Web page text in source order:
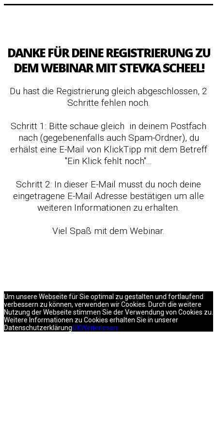
DANKE FÜR DEINE REGISTRIERUNG ZU
DEM WEBINAR MIT STEVKA SCHEEL!
Du hast die Registrierung gleich abgeschlossen, 2
Schritte fehlen noch.
Schritt 1: Bitte schaue gleich in deinem Postfach
nach (gegebenenfalls auch Spam-Ordner), du
erhälst eine E-Mail von KlickTipp mit dem Betreff
"Ein Klick fehlt noch"...
Schritt 2: In dieser E-Mail musst du noch deine
eingetragene E-Mail Adresse bestätigen um alle
weiteren Informationen zu erhalten.
Viel Spaß mit dem Webinar.
Um unsere Webseite für Sie optimal zu gestalten und fortlaufend
verbessern zu können, verwenden wir Cookies. Durch die weitere
Nutzung der Webseite stimmen Sie der Verwendung von Cookies zu.
Weitere Informationen zu Cookies erhalten Sie in unserer
DatenschutzerklärungOKWeiterlesen